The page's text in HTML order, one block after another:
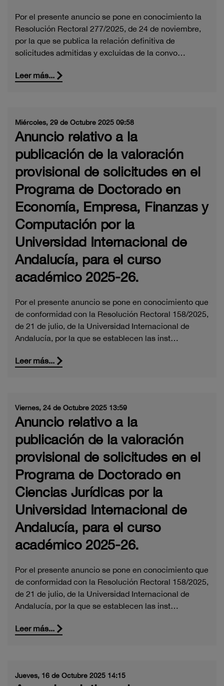
Por el presente anuncio se pone en conocimiento la
Resolución Rectoral 277/2025, de 24 de noviembre,
por la que se publica la relación definitiva de
solicitudes admitidas y excluidas de la convo…
Leer más...
Miércoles, 29 de Octubre 2025 09:58
Anuncio relativo a la
publicación de la valoración
provisional de solicitudes en el
Programa de Doctorado en
Economía, Empresa, Finanzas y
Computación por la
Universidad Internacional de
Andalucía, para el curso
académico 2025-26.
Por el presente anuncio se pone en conocimiento que
de conformidad con la Resolución Rectoral 158/2025,
de 21 de julio, de la Universidad Internacional de
Andalucía, por la que se establecen las inst…
Leer más...
Viernes, 24 de Octubre 2025 13:59
Anuncio relativo a la
publicación de la valoración
provisional de solicitudes en el
Programa de Doctorado en
Ciencias Jurídicas por la
Universidad Internacional de
Andalucía, para el curso
académico 2025-26.
Por el presente anuncio se pone en conocimiento que
de conformidad con la Resolución Rectoral 158/2025,
de 21 de julio, de la Universidad Internacional de
Andalucía, por la que se establecen las inst…
Leer más...
Jueves, 16 de Octubre 2025 14:15